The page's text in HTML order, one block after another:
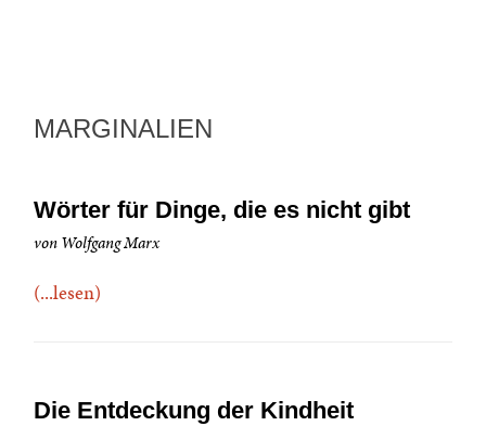
MARGINALIEN
Wörter für Dinge, die es nicht gibt
von Wolfgang Marx
(...lesen)
Die Entdeckung der Kindheit